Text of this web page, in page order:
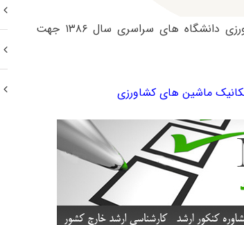
سوالات آزمون کارشناسی ارشد مکانیک ماشینهای کشاورزی دانشگاه های سراسری سال ۱۳۸۶ جهت